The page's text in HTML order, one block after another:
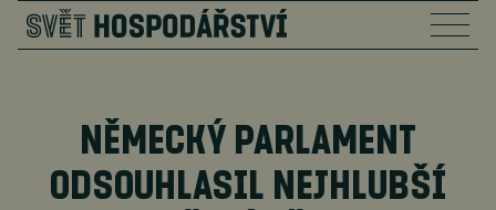
NĚMECKÝ PARLAMENT
ODSOUHLASIL NEJHLUBŠÍ